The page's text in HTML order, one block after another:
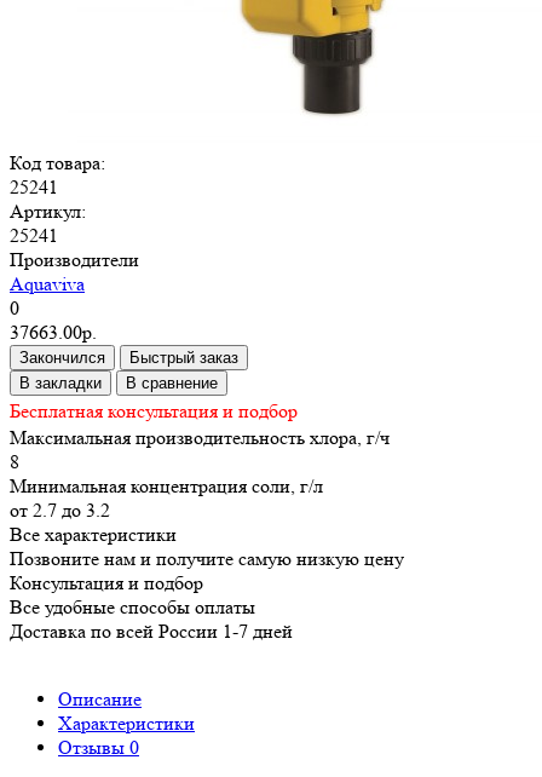
Код товара:
25241
Артикул:
25241
Производители
Aquaviva
0
37663.00р.
Закончился
Быстрый заказ
В закладки
В сравнение
Бесплатная консультация и подбор
Максимальная производительность хлора, г/ч
8
Минимальная концентрация соли, г/л
от 2.7 до 3.2
Все характеристики
Позвоните нам и получите самую низкую цену
Консультация и подбор
Все удобные способы оплаты
Доставка по всей России 1-7 дней
Описание
Характеристики
Отзывы 0